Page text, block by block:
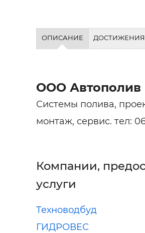
ОПИСАНИЕ ДОСТИЖЕНИЯ
ООО Автополив
Системы полива,
монтаж, сервис. тел:
Компании,
услуги
Техноводбуд
ГИДРОВЕС